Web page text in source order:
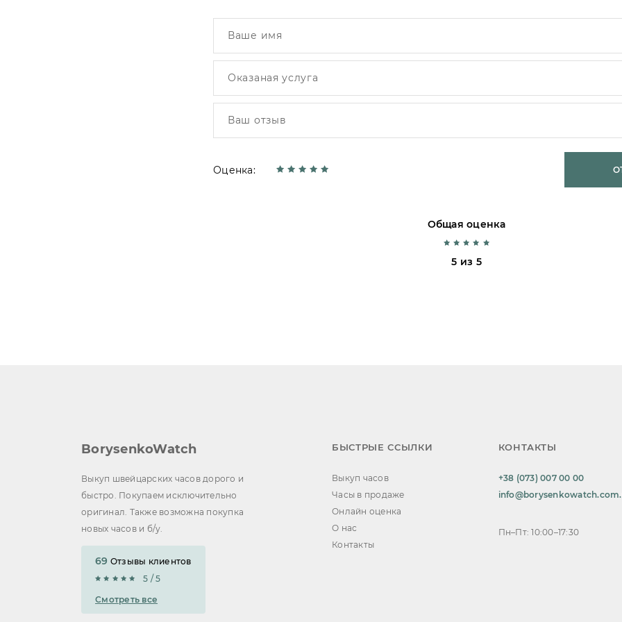
Оценка:
Общая оценка
5 из 5
BorysenkoWatch
Выкуп швейцарских часов дорого и
быстро. Покупаем исключительно
оригинал. Также возможна покупка
новых часов и б/у.
69 Отзывы клиентов
5 / 5
Смотреть все
БЫСТРЫЕ ССЫЛКИ
Выкуп часов
Часы в продаже
Онлайн оценка
О нас
Контакты
КОНТАКТЫ
+38 (073) 007 00 00
Пн–Пт: 10:00–17:30